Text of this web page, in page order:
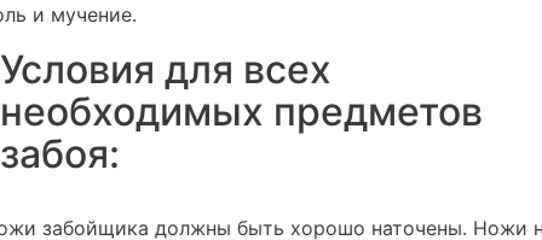
и мучение.
Условия для всех
необходимых предметов
забоя:
забойщика должны быть хорошо наточены. Ножи